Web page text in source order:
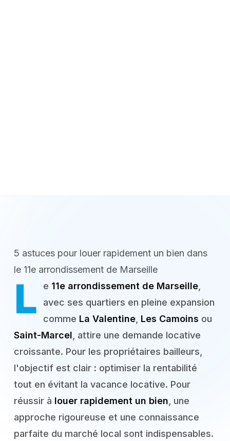
5 astuces pour louer rapidement un bien dans
le 11e arrondissement de Marseille
L e 11e arrondissement de Marseille
avec ses quartiers en pleine expansion
comme La Valentine Les Camoins ou
Saint-Marcel , attire une demande locative
croissante. Pour les propriétaires bailleurs,
l'objectif est clair : optimiser la rentabilité
tout en évitant la vacance locative. Pour
réussir à louer rapidement un bien , une
approche rigoureuse et une connaissance
parfaite du marché local sont indispensables.